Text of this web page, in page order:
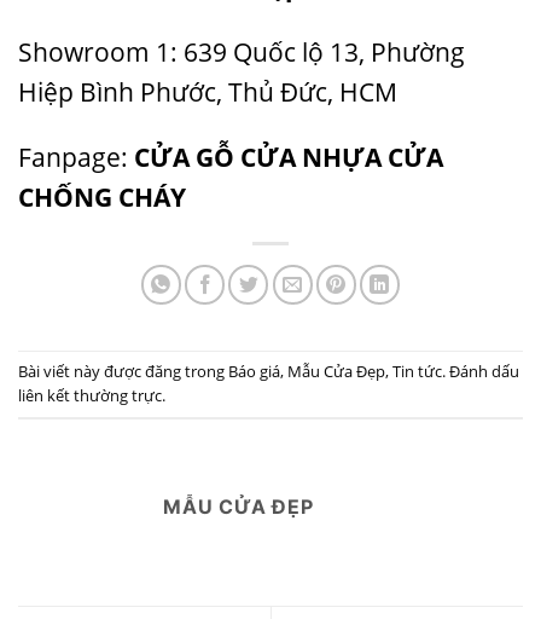
Showroom 1: 639 Quốc lộ 13, Phường
Hiệp Bình Phước, Thủ Đức, HCM
Fanpage: CỬA GỖ CỬA NHỰA CỬA
CHỐNG CHÁY
Bài viết này được đăng trong Báo giá, Mẫu Cửa Đẹp,Tin tức. Đánh dấu
liên kết thường trực.
MẪU CỬA ĐẸP